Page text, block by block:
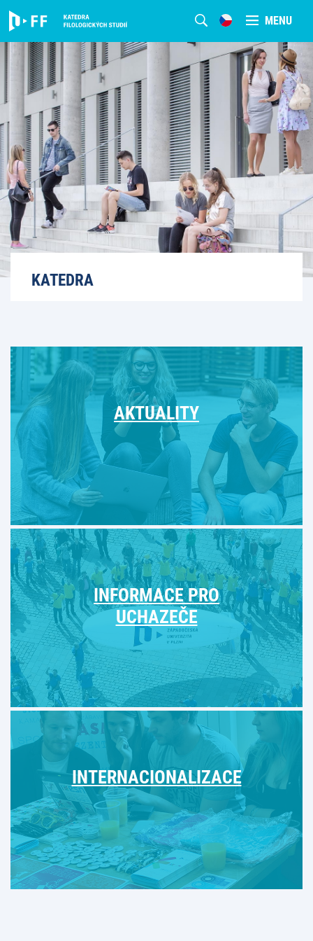
MENU
KATEDRA
AKTUALITY
INFORMACE PRO
UCHAZEČE
INTERNACIONALIZACE